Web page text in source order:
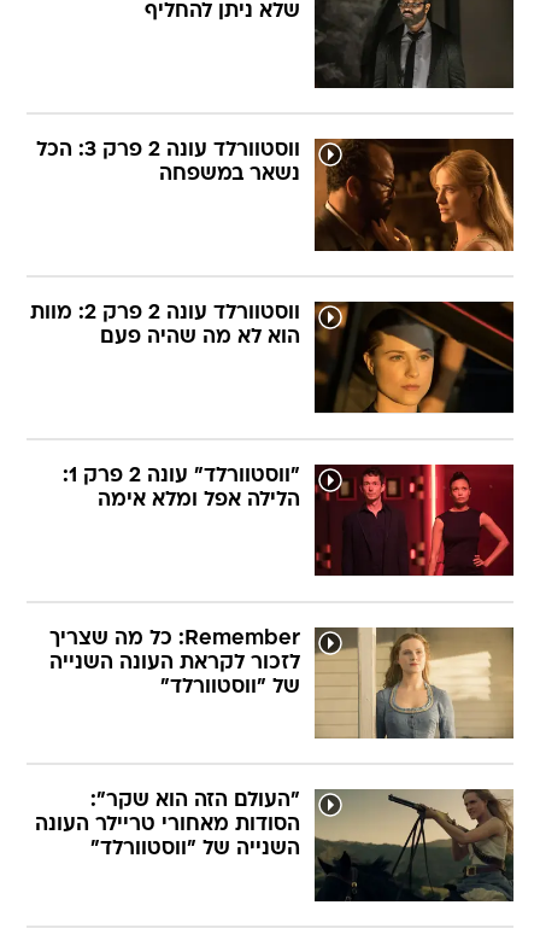
שלא ניתן להחליף
ווסטוורלד עונה 2 פרק 3: הכל
נשאר במשפחה
ווסטוורלד עונה 2 פרק 2: מוות
הוא לא מה שהיה פעם
"ווסטוורלד" עונה 2 פרק 1:
הלילה אפל ומלא אימה
Remember: כל מה שצריך
לזכור לקראת העונה השנייה
של "ווסטוורלד"
"העולם הזה הוא שקר":
הסודות מאחורי טריילר העונה
השנייה של "ווסטוורלד"